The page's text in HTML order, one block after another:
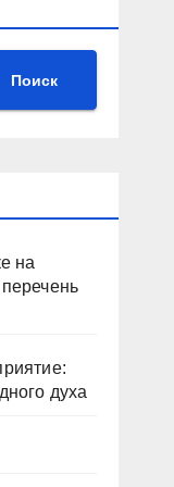
Поиск
на
духа